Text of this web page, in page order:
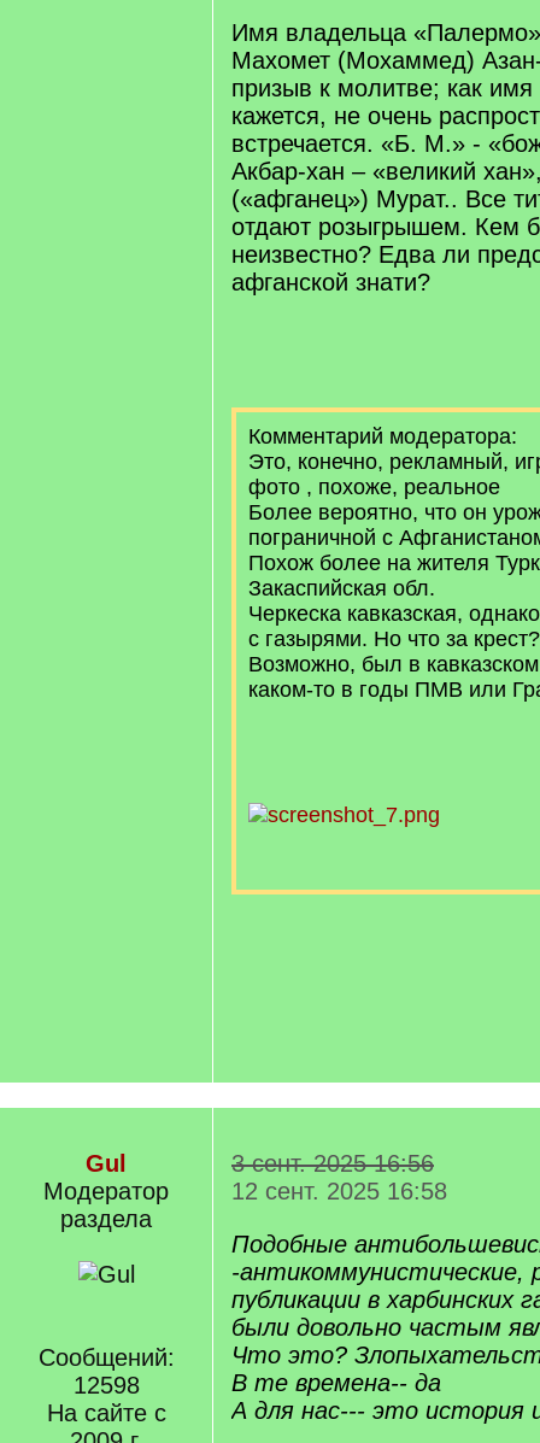
Имя владельца
Махомет (Мохаммед)
призыв к молитве; как имя
кажется, не очень
встречается. «Б. М.» -
Акбар-хан – «великий
(«афганец») Мурат.. Все
отдают розыгрышем. Кем
неизвестно? Едва ли
афганской знати?
Комментарий модератора:
Это, конечно, рекламный,
фото , похоже, реальное
Более вероятно, что он
пограничной с
Похож более на жителя
Закаспийская обл.
Черкеска кавказская,
с газырями. Но что за крест?
Возможно, был в
каком-то в годы ПМВ или
Gul
Модератор
раздела
Сообщений:
12598
На сайте с
3 сент. 2025 16:56
12 сент. 2025 16:58
Подобные
-антикоммунистические,
публикации в харбинских
были довольно частым
Что это?
В те времена-- да
А для нас--- это история